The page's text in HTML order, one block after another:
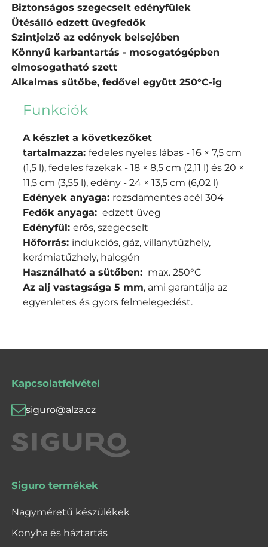
Biztonságos szegecselt edényfülek
Ütésálló edzett üvegfedők
Szintjelző az edények belsejében
Könnyű karbantartás - mosogatógépben
elmosogatható szett
Alkalmas sütőbe, fedővel együtt 250°C-ig
Funkciók
A készlet a következőket
tartalmazza: fedeles nyeles lábas - 16 × 7,5 cm
(1,5 l), fedeles fazekak - 18 × 8,5 cm (2,11 l) és 20 ×
11,5 cm (3,55 l), edény - 24 × 13,5 cm (6,02 l)
Edények anyaga: rozsdamentes acél 304
Fedők anyaga: edzett üveg
Edényfül: erős, szegecselt
Hőforrás: indukciós, gáz, villanytűzhely,
kerámiatűzhely, halogén
Használható a sütőben: max. 250°C
Az alj vastagsága 5 mm, ami garantálja az
egyenletes és gyors felmelegedést.
Kapcsolatfelvétel
siguro@alza.cz
Siguro termékek
Nagyméretű készülékek
Konyha és háztartás